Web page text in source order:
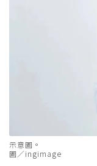
示意圖。
圖／ingimage